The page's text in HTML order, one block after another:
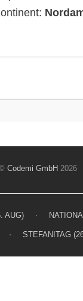
Codemi GmbH 2026
AUG) ⋅
⋅ STEFANITAG